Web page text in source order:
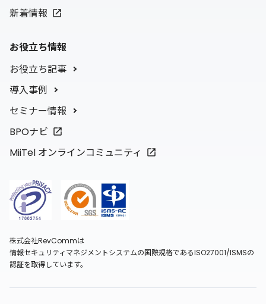
新着情報
お役立ち情報
お役立ち記事
導入事例
セミナー情報
BPOナビ
MiiTel オンラインコミュニティ
株式会社RevCommは
情報セキュリティマネジメントシステムの国際規格であるISO27001/ISMSの
認証を取得しています。